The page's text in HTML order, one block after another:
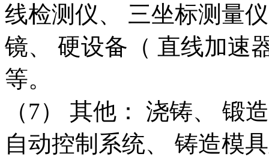
线检测仪、 三坐标测量
镜、 硬设备（ 直线加速
等。
（7） 其他： 浇铸、 锻
自动控制系统、 铸造模